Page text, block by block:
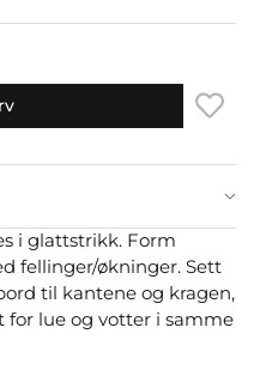
i glattstrikk. Form
fellinger/økninger. Sett
til kantene og kragen,
for lue og votter i samme